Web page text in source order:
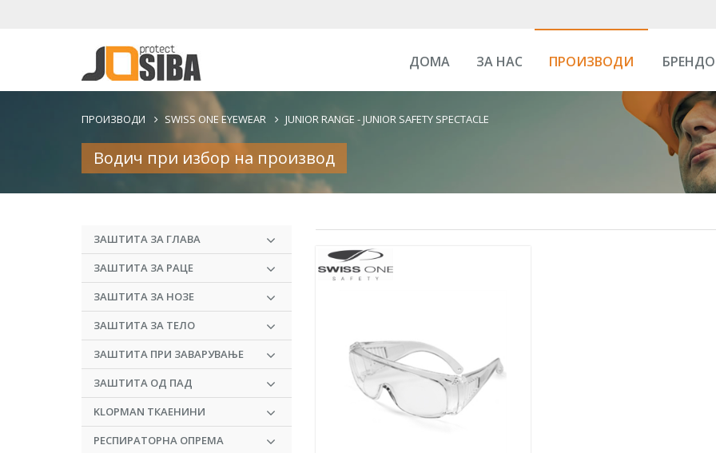
ДОМА ЗА НАС ПРОИЗВОДИ
ПРОИЗВОДИ SWISS ONE EYEWEAR JUNIOR RANGE - JUNIOR SAFETY SPECTACLE
Водич при избор на производ
ЗАШТИТА ЗА ГЛАВА
ЗАШТИТА ЗА РАЦЕ
ЗАШТИТА ЗА НОЗЕ
ЗАШТИТА ЗА ТЕЛО
ЗАШТИТА ПРИ ЗАВАРУВАЊЕ
ЗАШТИТА ОД ПАД
KLOPMAN ТКАЕНИНИ
РЕСПИРАТОРНА ОПРЕМА